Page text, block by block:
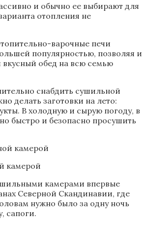
и обычно ее выбирают для
отопления не
варочные печи
популярностью, позволяя и
вкусный обед на всю семью
снабдить сушильной
делать заготовки на лето:
В холодную и сырую погоду, в
быстро и безопасно просушить
камерой
камерами впервые
Северной Скандинавии, где
нужно было за одну ночь
сапоги.